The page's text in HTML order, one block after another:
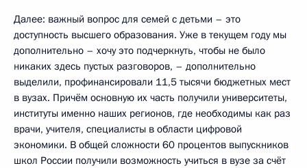
Далее: важный вопрос для семей с детьми – это
доступность высшего образования. Уже в текущем году мы
дополнительно – хочу это подчеркнуть, чтобы не было
никаких здесь пустых разговоров, – дополнительно
выделили, профинансировали 11,5 тысячи бюджетных мест
в вузах. Причём основную их часть получили университеты,
институты именно наших регионов, где необходимы как раз
врачи, учителя, специалисты в области цифровой
экономики. В общей сложности 60 процентов выпускников
школ России получили возможность учиться в вузе за счёт